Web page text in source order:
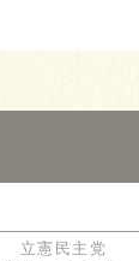
立憲民主党